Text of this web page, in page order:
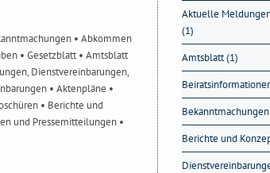
• Abkommen
• Gesetzblatt• Amtsblatt
Dienstvereinbarungen,
• Aktenpläne •
• Berichte und
und Pressemitteilungen •
Aktuelle
(1)
Amtsblatt (1)
Berichte und